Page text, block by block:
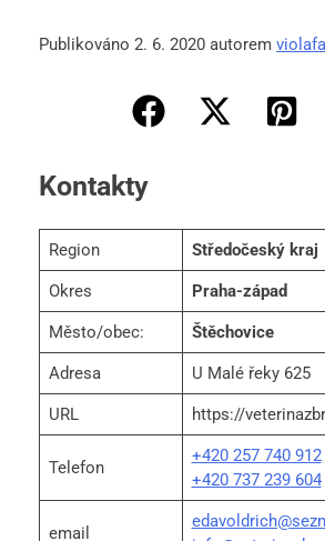
Publikováno 2. 6. 2020 autorem
Kontakty
Region Středočeský kraj
Okres Praha-západ
Město/obec: Štěchovice
Adresa U Malé řeky 625
URL https://
Telefon
+420 257 740 912
+420 737 239 604
email